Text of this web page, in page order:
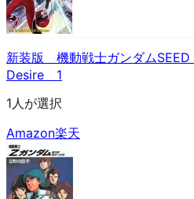
新装版 機動戦士ガンダム
Desire 1
1人が選択
Amazon楽天